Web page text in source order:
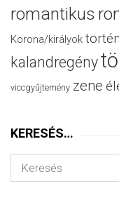
romantikus
Korona/királyok
kalandregény
viccgyűjtemény zene
KERESÉS…